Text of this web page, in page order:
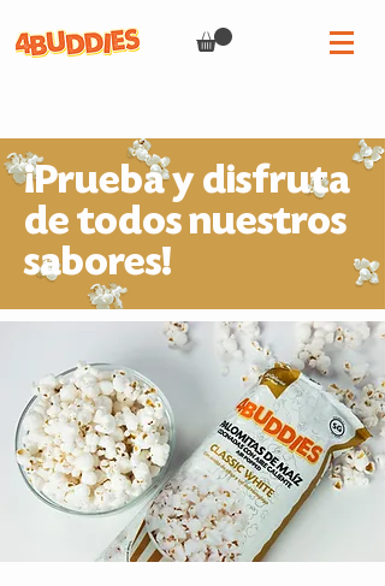
¡Prueba y disfruta
de todos nuestros
sabores!